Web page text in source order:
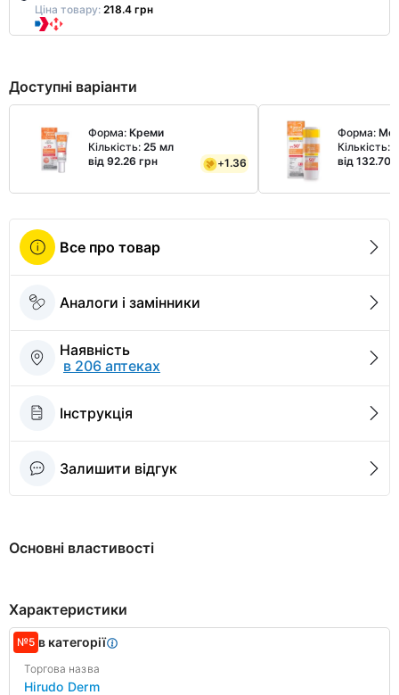
Ціна товару: 218.4 грн
Доступні варіанти
Форма: Креми
Кількість: 25 мл
від 92.26 грн
+1.36
Форма:
Кількість:
від 132.70
Все про товар
Аналоги і замінники
Наявність
в 206 аптеках
Інструкція
Залишити відгук
Основні властивості
Характеристики
№5 в категорії
Торгова назва
Hirudo Derm